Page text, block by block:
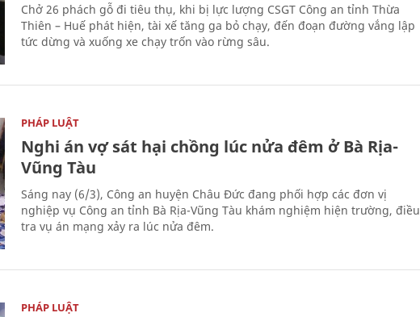
Chở 26 phách gỗ đi tiêu thụ, khi bị lực lượng CSGT Công an tỉnh Thừa
Thiên – Huế phát hiện, tài xế tăng ga bỏ chạy, đến đoạn đường vắng lập
tức dừng và xuống xe chạy trốn vào rừng sâu.
PHÁP LUẬT
Nghi án vợ sát hại chồng lúc nửa đêm ở Bà Rịa-
Vũng Tàu
Sáng nay (6/3), Công an huyện Châu Đức đang phối hợp các đơn vị
nghiệp vụ Công an tỉnh Bà Rịa-Vũng Tàu khám nghiệm hiện trường, điều
tra vụ án mạng xảy ra lúc nửa đêm.
PHÁP LUẬT